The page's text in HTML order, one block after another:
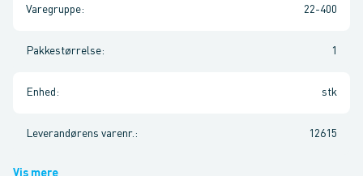
Varegruppe: 22-400
Pakkestørrelse: 1
Enhed : stk
Leverandørens varenr. : 12615
Vis mere